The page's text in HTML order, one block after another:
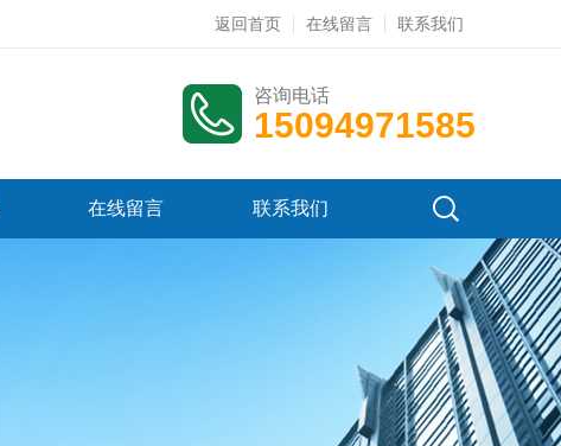
返回首页 在线留言 联系我们
咨询电话
15094971585
在线留言 联系我们